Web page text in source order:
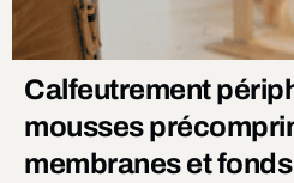
Calfeutrement
mousses
membranes et